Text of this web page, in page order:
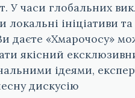
У часи глобальних
локальні ініціативи
даєте «Хмарочосу»
якісний
ідеями,
дискусію